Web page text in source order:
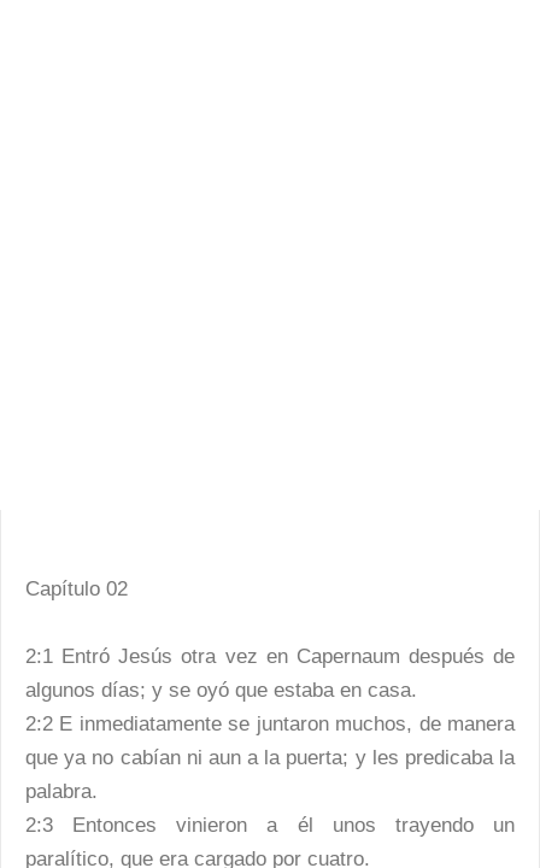
Capítulo 02
2:1 Entró Jesús otra vez en Capernaum después de
algunos días; y se oyó que estaba en casa.
2:2 E inmediatamente se juntaron muchos, de manera
que ya no cabían ni aun a la puerta; y les predicaba la
palabra.
2:3 Entonces vinieron a él unos trayendo un
paralítico, que era cargado por cuatro.